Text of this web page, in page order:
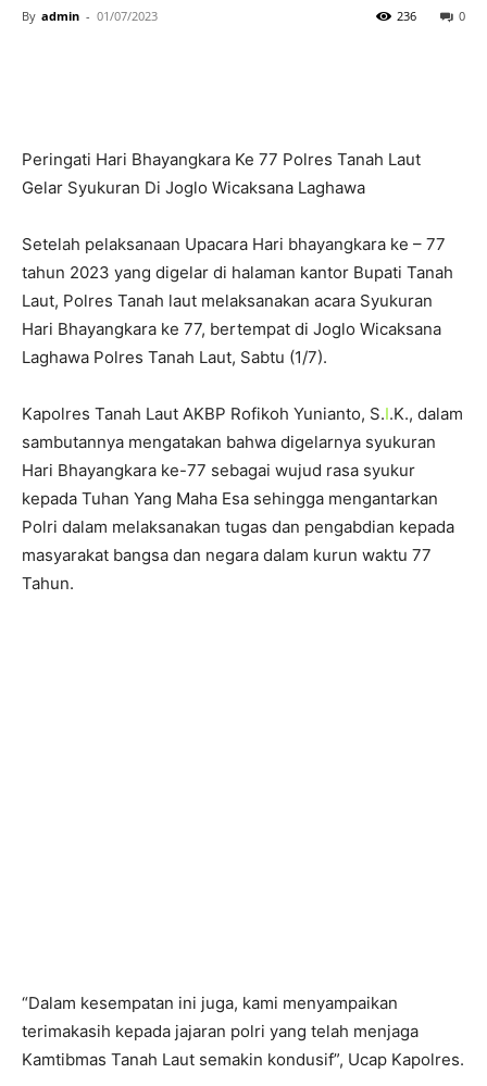
By admin - 01/07/2023 0
236
Peringati Hari Bhayangkara Ke 77 Polres Tanah Laut
Gelar Syukuran Di Joglo Wicaksana Laghawa
Setelah pelaksanaan Upacara Hari bhayangkara ke – 77
tahun 2023 yang digelar di halaman kantor Bupati Tanah
Laut, Polres Tanah laut melaksanakan acara Syukuran
Hari Bhayangkara ke 77, bertempat di Joglo Wicaksana
Laghawa Polres Tanah Laut, Sabtu (1/7).
Kapolres Tanah Laut AKBP Rofikoh Yunianto, S.I.K., dalam
sambutannya mengatakan bahwa digelarnya syukuran
Hari Bhayangkara ke-77 sebagai wujud rasa syukur
kepada Tuhan Yang Maha Esa sehingga mengantarkan
Polri dalam melaksanakan tugas dan pengabdian kepada
masyarakat bangsa dan negara dalam kurun waktu 77
Tahun.
“Dalam kesempatan ini juga, kami menyampaikan
terimakasih kepada jajaran polri yang telah menjaga
Kamtibmas Tanah Laut semakin kondusif”, Ucap Kapolres.